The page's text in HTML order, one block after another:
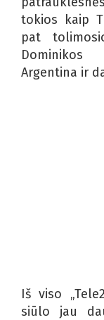
tokios kaip
pat
Dominikos
Argentina ir
Iš viso
siūlo jau